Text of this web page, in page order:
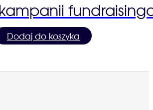
Dodaj do koszyka